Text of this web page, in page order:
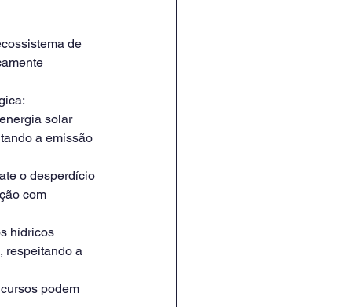
de
solar
a emissão
o desperdício
com
hídricos
respeitando a
podem